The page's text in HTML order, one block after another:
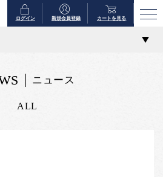
ログイン 新規会員登録 カートを見る
ニュース
ALL